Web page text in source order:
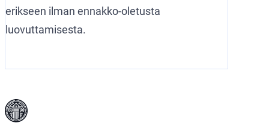
erikseen ilman ennakko-oletusta
luovuttamisesta.